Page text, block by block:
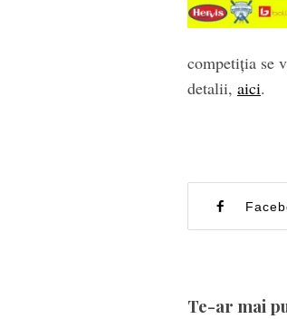
competiția se
detalii, aici.
Te-ar mai